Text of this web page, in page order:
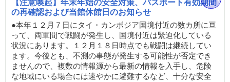
【注意喚起】年末年始の安全対策、パスポート有効期間
の再確認および当館休館日のお知らせ
●本年１２月７日にタイ・カンボジア国境付近の数カ所に亘
って、両軍間で戦闘が発生し、国境付近は緊迫化している
状況にあります。１２月１８日時点でも戦闘は継続してい
ます。今後とも、不測の事態が発生する可能性が否定でき
ませんので、複数の情報源から最新の情報を入手し、危険
な地域にいる場合には速やかに避難するなど、十分な安全